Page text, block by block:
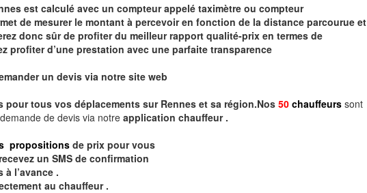
est calculé avec un compteurappelé taximètre ou compteur
de mesurer le montant à percevoir en fonction de la distance parcourue et
donc sûr de profiter du meilleur rapport qualité-prix en termes de
profiter d’une prestation avec une parfaite transparence
un devis via notre site web
pour tous vos déplacements sur Rennes et sa région.Nos 50 chauffeurs sont
de devis via notreapplication chauffeur .
propositionsde prix pour vous
un SMS de confirmation
l’avance .
au chauffeur .